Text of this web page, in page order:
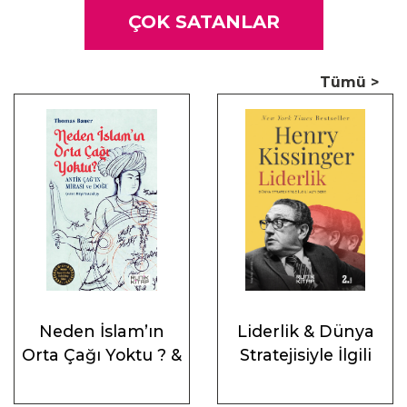
Times Literary Supplement
ÇOK SATANLAR
Tümü >
Neden İslam’ın
Orta Çağı Yoktu ? &
ve Doğu
Liderlik & Dünya
Stratejisiyle İlgili